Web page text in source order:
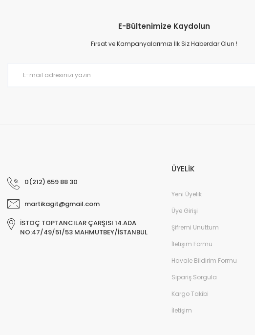
Ürün resmi kalitesiz, bozuk veya görüntülenemiyor.
Ürün açıklamasında eksik bilgiler bulunuyor.
E-Bültenimize Kaydolun
Fırsat ve Kampanyalarımızı İlk Siz Haberdar Olun !
0(212) 659 88 30
martikagit@gmail.com
İSTOÇ TOPTANCILAR ÇARŞISI 14.ADA
NO:47/49/51/53 MAHMUTBEY/İSTANBUL
ÜYELİK
Yeni Üyelik
Üye Girişi
Şifremi Unuttum
İletişim Formu
Havale Bildirim Formu
Sipariş Sorgula
Kargo Takibi
İletişim